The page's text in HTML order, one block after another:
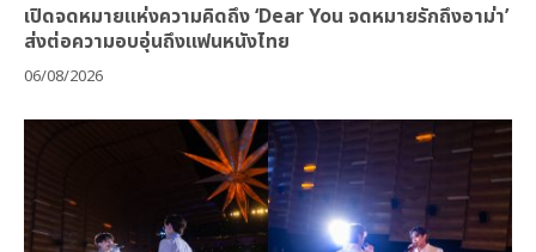
เปิดจดหมายแห่งความคิดถึง ‘Dear You จดหมายรักถึงอาม่า’
ส่งต่อความอบอุ่นถึงแฟนหนังไทย
06/08/2026